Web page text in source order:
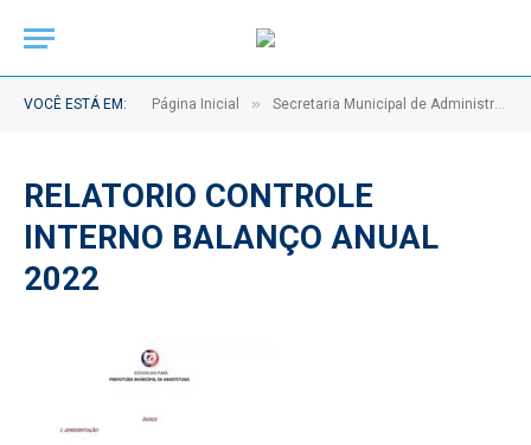
VOCÊ ESTÁ EM: Página Inicial » Secretaria Municipal de Administração – Relatório Anual do Controle Interno
RELATORIO CONTROLE
INTERNO BALANÇO ANUAL
2022